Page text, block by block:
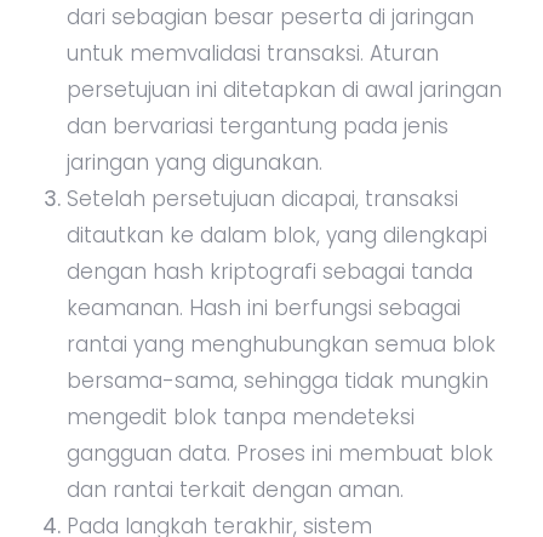
dari sebagian besar peserta di jaringan
untuk memvalidasi transaksi. Aturan
persetujuan ini ditetapkan di awal jaringan
dan bervariasi tergantung pada jenis
jaringan yang digunakan.
Setelah persetujuan dicapai, transaksi
ditautkan ke dalam blok, yang dilengkapi
dengan hash kriptografi sebagai tanda
keamanan. Hash ini berfungsi sebagai
rantai yang menghubungkan semua blok
bersama-sama, sehingga tidak mungkin
mengedit blok tanpa mendeteksi
gangguan data. Proses ini membuat blok
dan rantai terkait dengan aman.
Pada langkah terakhir, sistem